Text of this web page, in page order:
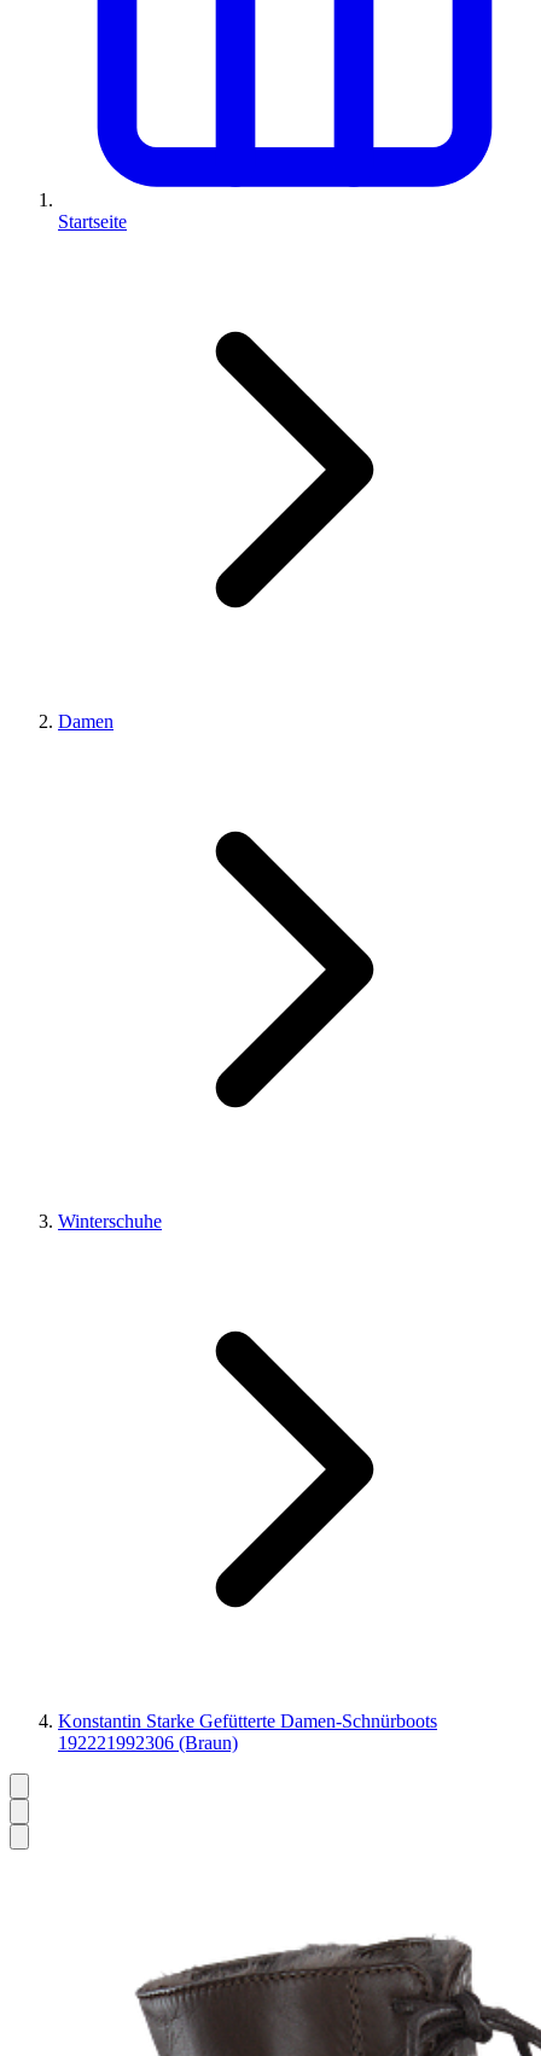
Startseite
Damen
Winterschuhe
Konstantin Starke Gefütterte Damen-Schnürboots
192221992306 (Braun)